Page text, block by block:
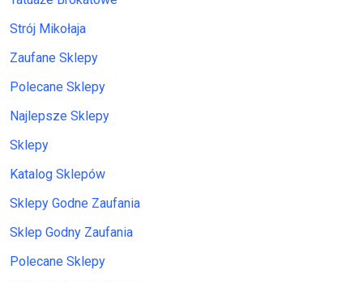
Strój Mikołaja
Zaufane Sklepy
Polecane Sklepy
Najlepsze Sklepy
Sklepy
Katalog Sklepów
Sklepy Godne Zaufania
Sklep Godny Zaufania
Polecane Sklepy